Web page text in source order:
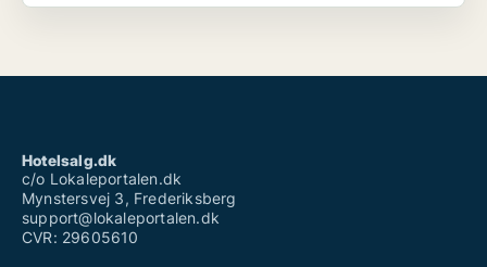
Hotelsalg.dk
c/o Lokaleportalen.dk
Mynstersvej 3, Frederiksberg
support@lokaleportalen.dk
CVR: 29605610